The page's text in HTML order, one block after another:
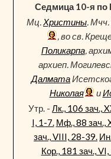
Седмица 10-я по
Мц.Христины. Мчч.
, во св.
Поликарпа,
архиеп.
Далмата
Николая
и
Утр. - Лк., 106 зач.,
I, 1-7. Мф., 88 зач.,
зач., VIII, 28-39.
Кор., 181 зач.,